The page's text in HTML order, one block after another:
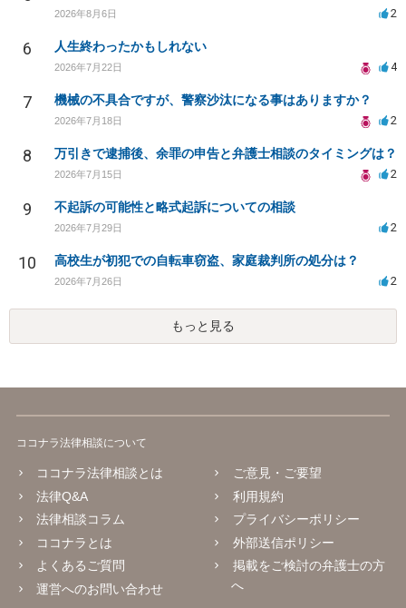
2026年8月6日 2
6 人生終わったかもしれない
2026年7月22日 4
7 機械の不具合ですが、警察沙汰になる事はありますか？
2026年7月18日 2
8 万引きで逮捕後、余罪の申告と弁護士相談のタイミングは？
2026年7月15日 2
9 不起訴の可能性と略式起訴についての相談
2026年7月29日 2
10 高校生が初犯での自転車窃盗、家庭裁判所の処分は？
2026年7月26日 2
もっと見る
ココナラ法律相談について
ココナラ法律相談とは
法律Q&A
法律相談コラム
ココナラとは
よくあるご質問
運営へのお問い合わせ
ご意見・ご要望
利用規約
プライバシーポリシー
外部送信ポリシー
掲載をご検討の弁護士の方
へ